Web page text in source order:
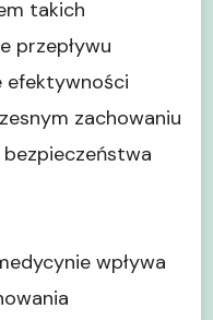
takich
przepływu
efektywności
zachowaniu
wpływa